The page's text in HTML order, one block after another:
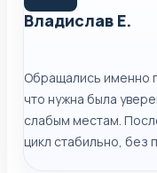
Владислав Е.
Обращались именно
что нужна была
слабым местам.
цикл стабильно, без